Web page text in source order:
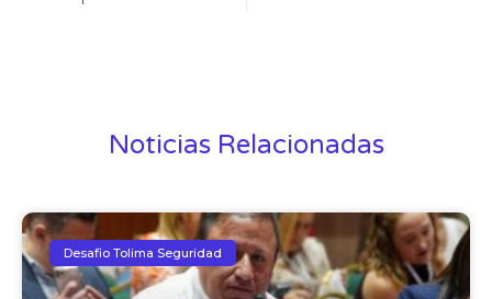
Noticias Relacionadas
Desafio Tolima Seguridad